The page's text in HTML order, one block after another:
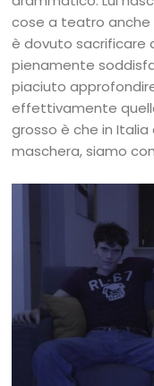
cose a teatro anche
è dovuto sacrificare
pienamente
piaciuto
effettivamente
grosso è che in
maschera, siamo